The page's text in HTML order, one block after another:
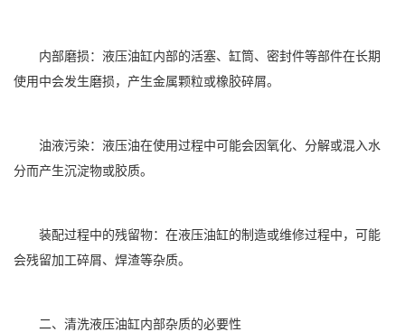
内部磨损：液压油缸内部的活塞、缸筒、密封件等部件在长期
使用中会发生磨损，产生金属颗粒或橡胶碎屑。
油液污染：液压油在使用过程中可能会因氧化、分解或混入水
分而产生沉淀物或胶质。
装配过程中的残留物：在液压油缸的制造或维修过程中，可能
会残留加工碎屑、焊渣等杂质。
二、清洗液压油缸内部杂质的必要性